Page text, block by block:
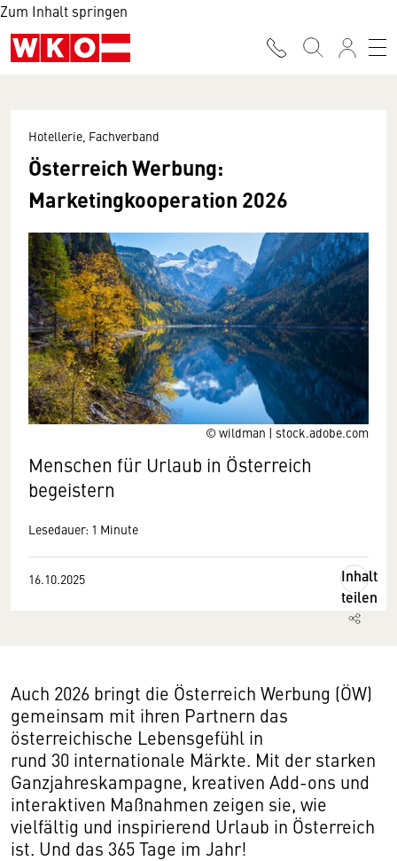
Zum Inhalt springen
© wildman | stock.adobe.com
Hotellerie, Fachverband
Österreich Werbung:
Marketingkooperation 2026
Menschen für Urlaub in Österreich
begeistern
Lesedauer: 1 Minute
16.10.2025
Inhalt
teilen
Auch 2026 bringt die Österreich Werbung (ÖW)
gemeinsam mit ihren Partnern das
österreichische Lebensgefühl in
rund 30 internationale Märkte. Mit der starken
Ganzjahreskampagne, kreativen Add-ons und
interaktiven Maßnahmen zeigen sie, wie
vielfältig und inspirierend Urlaub in Österreich
ist. Und das 365 Tage im Jahr!